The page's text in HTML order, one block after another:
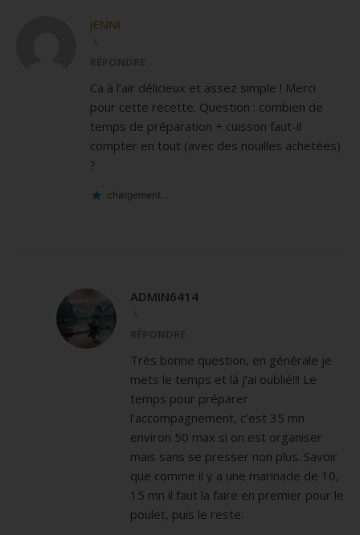
JENNI
Ca à l’air délicieux et assez simple ! Merci
pour cette recette. Question : combien de
temps de préparation + cuisson faut-il
compter en tout (avec des nouilles achetées)
?
chargement…
ADMIN6414
Très bonne question, en générale je
mets le temps et là j’ai oublié!!! Le
temps pour préparer
l’accompagnement, c’est 35 mn
environ 50 max si on est organiser
mais sans se presser non plus. Savoir
que comme il y a une marinade de 10,
15 mn il faut la faire en premier pour le
poulet, puis le reste.